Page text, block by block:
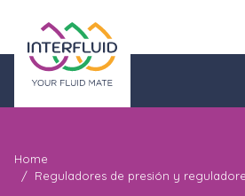
Home
Reguladores de presión y